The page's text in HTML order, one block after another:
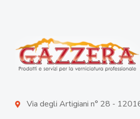
Via degli Artigiani n° 28 -